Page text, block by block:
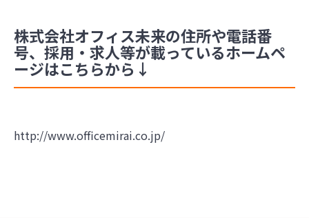
株式会社オフィス未来の住所や電話番
号、採用・求人等が載っているホームペ
ージはこちらから↓
http://www.officemirai.co.jp/